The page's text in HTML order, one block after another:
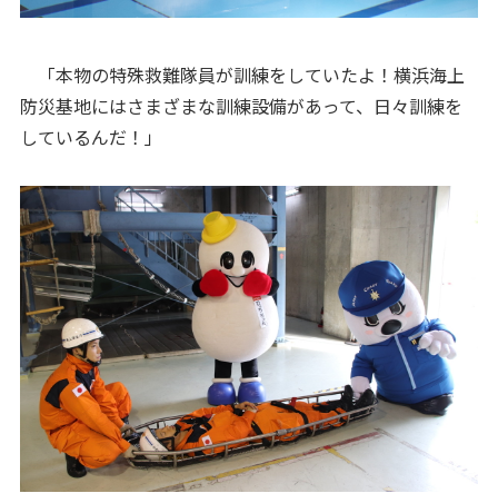
「本物の特殊救難隊員が訓練をしていたよ！横浜海上
防災基地にはさまざまな訓練設備があって、日々訓練を
しているんだ！」